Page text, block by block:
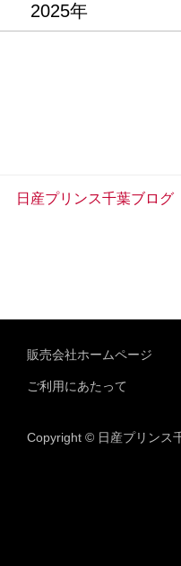
2025年
日産プリンス千葉ブログ
販売会社ホームページ
ご利用にあたって
Copyright © 日産プリンス